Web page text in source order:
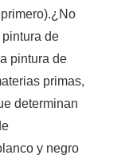
de
pintura de
primas,
determinan
y negro